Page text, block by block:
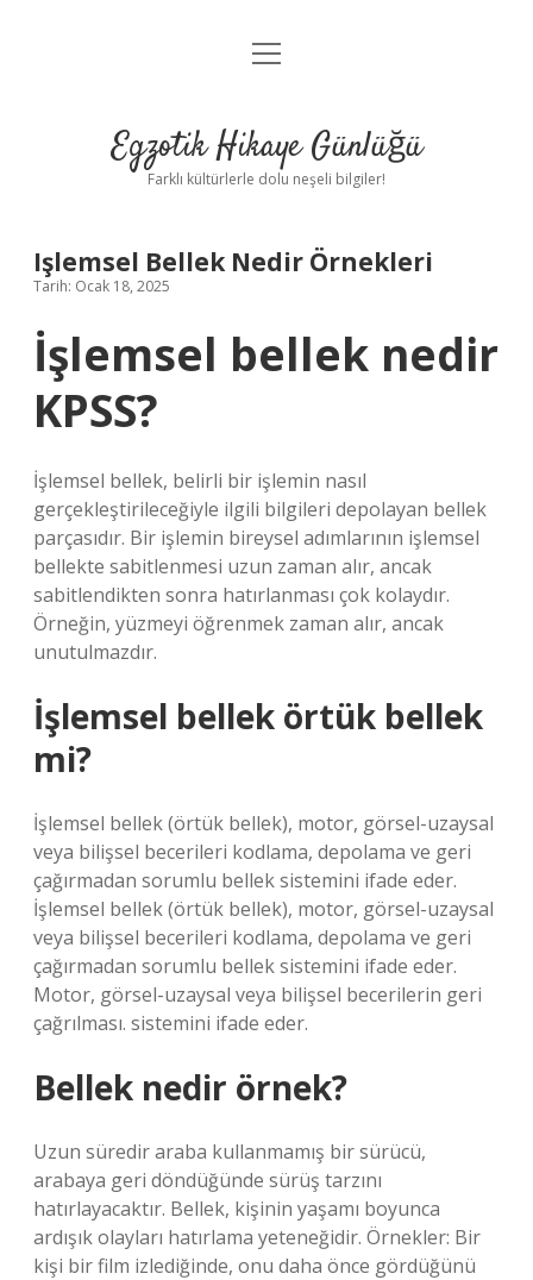
Anasayfa
Yasal Uyarı
menüyü
Egzotik Hikaye Günlüğü
Farklı kültürlerle dolu neşeli bilgiler!
Işlemsel Bellek Nedir Örnekleri
Tarih: Ocak 18, 2025
İşlemsel bellek nedir
KPSS?
İşlemsel bellek, belirli bir işlemin nasıl
gerçekleştirileceğiyle ilgili bilgileri depolayan bellek
parçasıdır. Bir işlemin bireysel adımlarının işlemsel
bellekte sabitlenmesi uzun zaman alır, ancak
sabitlendikten sonra hatırlanması çok kolaydır.
Örneğin, yüzmeyi öğrenmek zaman alır, ancak
unutulmazdır.
İşlemsel bellek örtük bellek
mi?
İşlemsel bellek (örtük bellek), motor, görsel-uzaysal
veya bilişsel becerileri kodlama, depolama ve geri
çağırmadan sorumlu bellek sistemini ifade eder.
İşlemsel bellek (örtük bellek), motor, görsel-uzaysal
veya bilişsel becerileri kodlama, depolama ve geri
çağırmadan sorumlu bellek sistemini ifade eder.
Motor, görsel-uzaysal veya bilişsel becerilerin geri
çağrılması. sistemini ifade eder.
Bellek nedir örnek?
Uzun süredir araba kullanmamış bir sürücü,
arabaya geri döndüğünde sürüş tarzını
hatırlayacaktır. Bellek, kişinin yaşamı boyunca
ardışık olayları hatırlama yeteneğidir. Örnekler: Bir
kişi bir film izlediğinde, onu daha önce gördüğünü